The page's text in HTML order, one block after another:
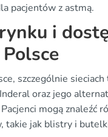
pacjentów z astmą.
i
szczególnie sieciach
oraz jego
mogą znaleźć
takie jak blistry i